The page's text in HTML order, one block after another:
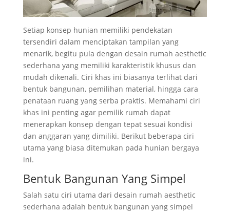
Setiap konsep hunian memiliki pendekatan
tersendiri dalam menciptakan tampilan yang
menarik, begitu pula dengan desain rumah aesthetic
sederhana yang memiliki karakteristik khusus dan
mudah dikenali. Ciri khas ini biasanya terlihat dari
bentuk bangunan, pemilihan material, hingga cara
penataan ruang yang serba praktis. Memahami ciri
khas ini penting agar pemilik rumah dapat
menerapkan konsep dengan tepat sesuai kondisi
dan anggaran yang dimiliki. Berikut beberapa ciri
utama yang biasa ditemukan pada hunian bergaya
ini.
Bentuk Bangunan Yang Simpel
Salah satu ciri utama dari desain rumah aesthetic
sederhana adalah bentuk bangunan yang simpel